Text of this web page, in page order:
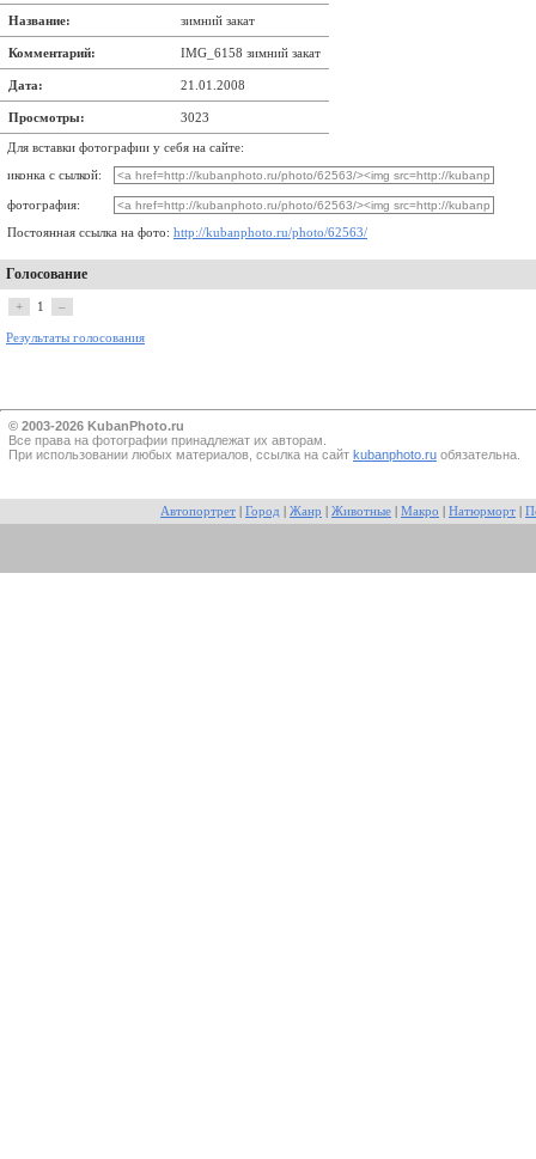
Название: зимний закат
Комментарий: IMG_6158 зимний закат
Дата: 21.01.2008
Просмотры: 3023
Для вставки фотографии у себя на сайте:
иконка с сылкой:
фотография:
Постоянная ссылка на фото: http://kubanphoto.ru/photo/62563/
Голосование
+ 1 –
Результаты голосования
© 2003-2026 KubanPhoto.ru
Все прaва на фотографии принадлежат их авторам.
При использовании любых материалов, ссылка на сайт kubanphoto.ru обязательна.
Автопортрет Город Жанр Животные Макро Натюрморт